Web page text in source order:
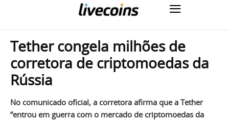
Tether congela milhões de
corretora de criptomoedas da
Rússia
No comunicado oficial, a corretora afirma que a Tether
“entrou em guerra com o mercado de criptomoedas da